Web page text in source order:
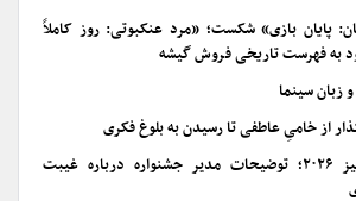
پایان بازی» شکست؛ «مرد عنکبوتی: روز کاملاً
به فهرست تاریخی فروش گیشه
زبان سینما
از خامیِ عاطفی تا رسیدن به بلوغ فکری
فستیوال فیلم ونیز ۲۰۲۶؛ توضیحات مدیر جشنواره درباره غیبت